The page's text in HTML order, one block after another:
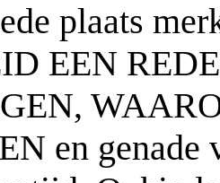
plaats
EEN
en genade